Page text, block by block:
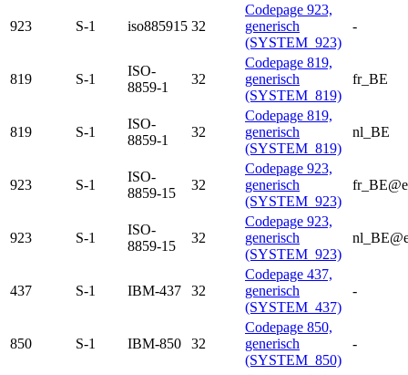
923 S-1 iso885915 32
Codepage 923,
generisch
(SYSTEM_923)
-
819 S-1
ISO-
8859-1
32
Codepage 819,
generisch
(SYSTEM_819)
fr_BE
819 S-1
ISO-
8859-1
32
Codepage 819,
generisch
(SYSTEM_819)
nl_BE
923 S-1
ISO-
8859-15
32
Codepage 923,
generisch
(SYSTEM_923)
923 S-1
ISO-
8859-15
32
Codepage 923,
generisch
(SYSTEM_923)
437 S-1 IBM-437 32
Codepage 437,
generisch
(SYSTEM_437)
-
850 S-1 IBM-850 32
Codepage 850,
generisch
(SYSTEM_850)
-